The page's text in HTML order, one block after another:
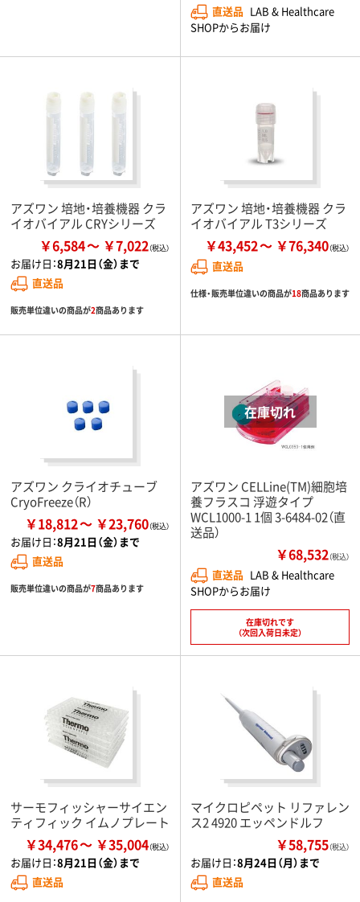
直送品 LAB & Healthcare
SHOPからお届け
アズワン 培地・培養機器 クラ
イオバイアル CRYシリーズ
￥6,584 ￥7,022
お届け日：8月21日（金）まで
直送品
販売単位違いの商品が2商品あります
アズワン 培地・培養機器 クラ
イオバイアル T3シリーズ
￥43,452 ￥76,340
直送品
仕様・販売単位違いの商品が18商品あります
アズワン クライオチューブ
CryoFreeze（R）
￥18,812 ￥23,760
お届け日：8月21日（金）まで
直送品
販売単位違いの商品が7商品あります
アズワン CELLine(TM)細胞培
養フラスコ 浮遊タイプ
WCL1000-1 1個 3-6484-02（直
送品）
￥68,532（税込）
直送品 LAB & Healthcare
SHOPからお届け
在庫切れです
（次回入荷日未定）
サーモフィッシャーサイエン
ティフィック イムノプレート
￥34,476 ￥35,004
お届け日：8月21日（金）まで
直送品
マイクロピペット リファレン
ス2 4920 エッペンドルフ
￥58,755（税込）
お届け日：8月24日（月）まで
直送品